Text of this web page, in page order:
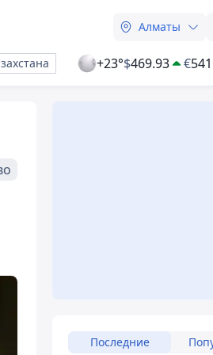
Алматы
+23°$469.93 €
Последние